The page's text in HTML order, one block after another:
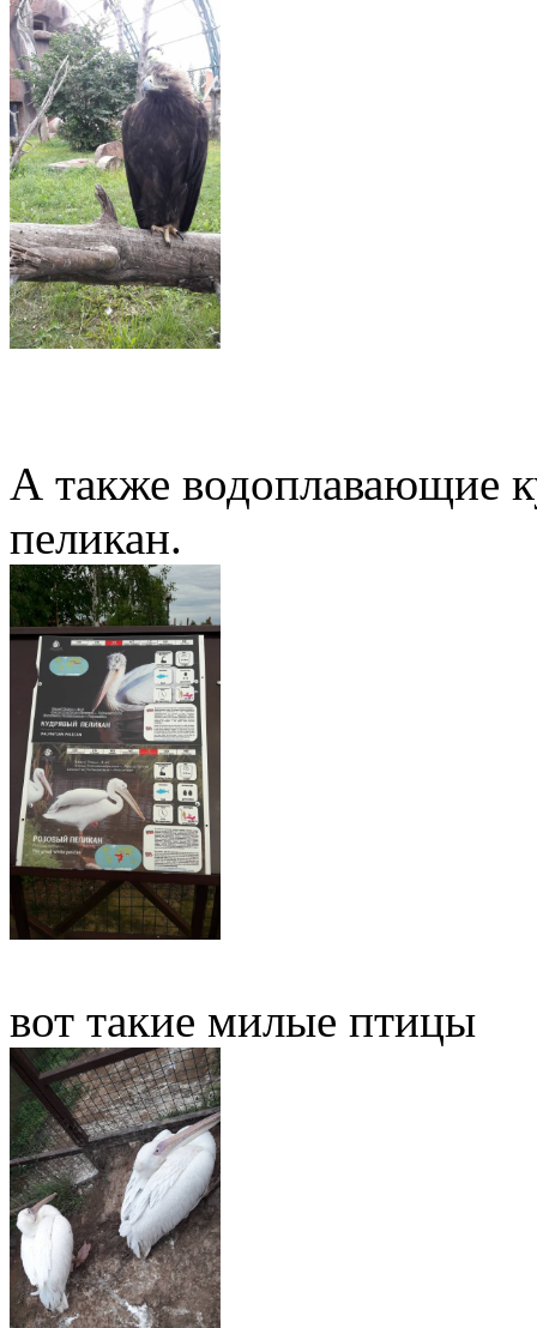
А также водоплавающие
пеликан.
вот такие милые птицы